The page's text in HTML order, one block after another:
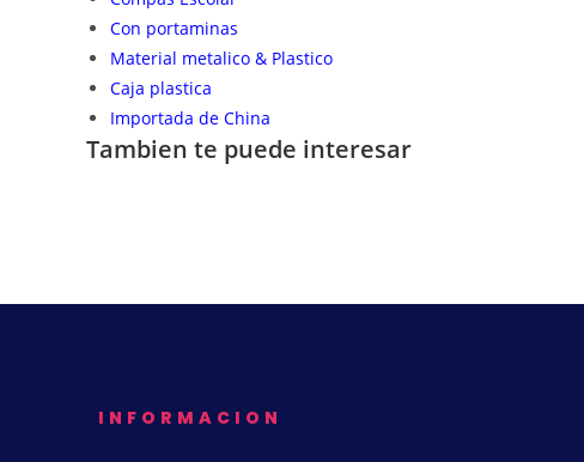
Con portaminas
Material metalico & Plastico
Caja plastica
Importada de China
Tambien te puede interesar
INFORMACION